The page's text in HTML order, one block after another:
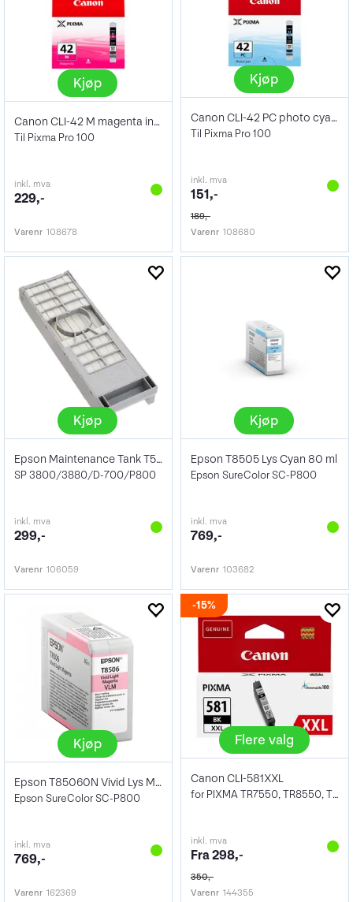
Kjøp
Canon CLI-42 M magenta ink tank
Til Pixma Pro 100
inkl. mva
229,-
Varenr 108678
Kjøp
Canon CLI-42 PC photo cyan ink tank
Til Pixma Pro 100
inkl. mva
151,-
189,-
Varenr 108680
Kjøp
Epson Maintenance Tank T582000
SP 3800/3880/D-700/P800
inkl. mva
299,-
Varenr 106059
Kjøp
Epson T8505 Lys Cyan 80 ml
Epson SureColor SC-P800
inkl. mva
769,-
Varenr 103682
Kjøp
Epson T85060N Vivid Lys Magenta 80ml
Epson SureColor SC-P800
inkl. mva
769,-
Varenr 162369
15%
Flere valg
Canon CLI-581XXL
for PIXMA TR7550, TR8550, TS6150, TS6151
inkl. mva
Fra 298,-
350,-
Varenr 144355